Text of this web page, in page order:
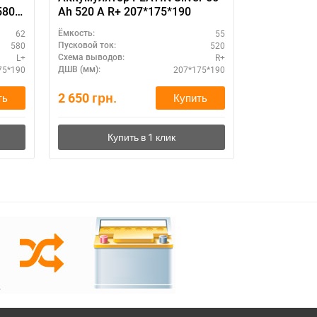
62
580
L+
Ah 520 A R+ 207*175*190
Ёмкость: 55
Пусковой ток: 520
Схема выводов: R+
ДШВ (мм): 207*175*190
2 650 грн. Купить